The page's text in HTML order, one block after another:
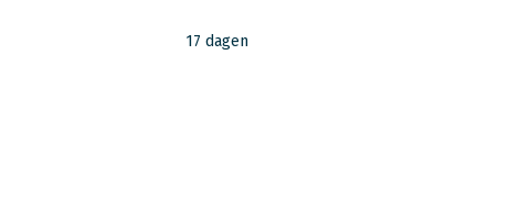
17 dagen